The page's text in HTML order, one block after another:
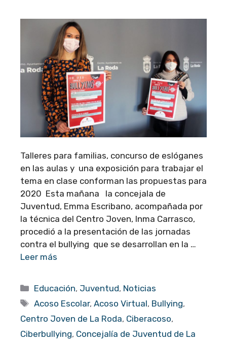
Talleres para familias, concurso de eslóganes
en las aulas y una exposición para trabajar el
tema en clase conforman las propuestas para
2020 Esta mañana la concejala de
Juventud, Emma Escribano, acompañada por
la técnica del Centro Joven, Inma Carrasco,
procedió a la presentación de las jornadas
contra el bullying que se desarrollan en la …
Leer más
Categorías
Educación, Juventud, Noticias
Etiquetas
Acoso Escolar,Acoso Virtual, Bullying,
Centro Joven de La Roda, Ciberacoso,
Ciberbullying, Concejalía de Juventud de La